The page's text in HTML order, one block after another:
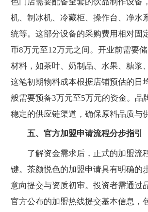
机、制冰机、冷藏柜、操作台、净水
统等。这部分设备的采购费用相对固
币8万元至12万元之间。开业前需要
材料，如茶叶、奶制品、水果、糖浆
这笔初期物料成本根据店铺预估的日
般需要预备3万元至5万元的资金。品
稳定的供应链渠道，确保原料品质与
五、官方加盟申请流程分步指引
了解资金需求后，正式的加盟流
键。茶颜悦色的加盟申请具有明确的
意向提交与资质初审。投资者需通过
官方公布的加盟热线提交基本信息，